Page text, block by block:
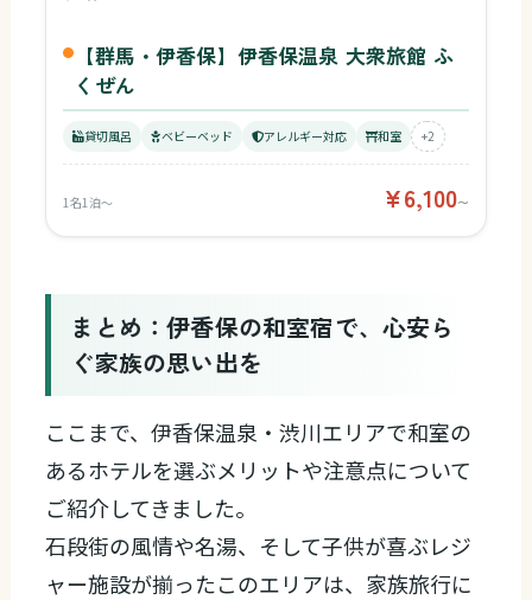
【群馬・伊香保】伊香保温泉 大衆旅館 ふ
くぜん
貸切風呂 ベビーベッド アレルギー対応 和室 +2
1名1泊〜 ¥6,100〜
まとめ：伊香保の和室宿で、心安ら
ぐ家族の思い出を
ここまで、伊香保温泉・渋川エリアで和室の
あるホテルを選ぶメリットや注意点について
ご紹介してきました。
石段街の風情や名湯、そして子供が喜ぶレジ
ャー施設が揃ったこのエリアは、家族旅行に